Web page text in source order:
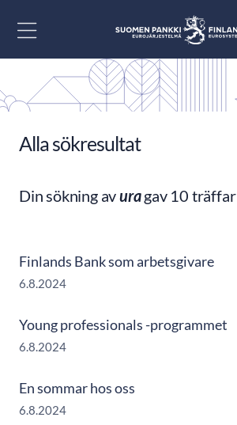
Alla sökresultat
Din sökning avuragav 10 träffar
Finlands Bank som arbetsgivare
6.8.2024
Young professionals -programmet
6.8.2024
En sommar hos oss
6.8.2024